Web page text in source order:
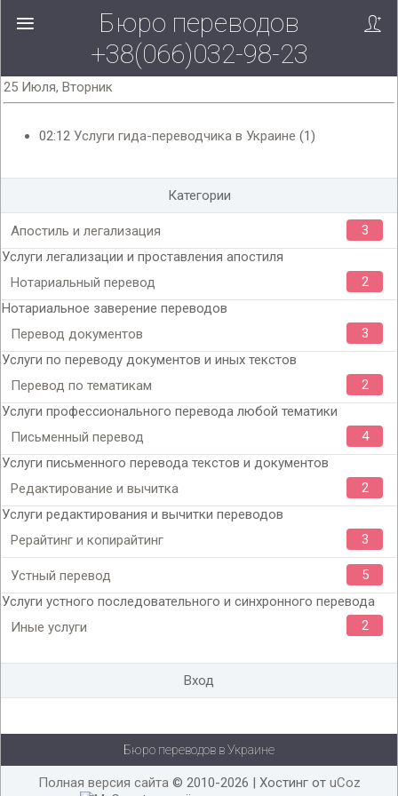
Бюро переводов
+38(066)032-98-23
25 Июля, Вторник
02:12 Услуги гида-переводчика в Украине (1)
Категории
Апостиль и легализация
3
Услуги легализации и проставления апостиля
Нотариальный перевод
2
Нотариальное заверение переводов
Перевод документов
3
Услуги по переводу документов и иных текстов
Перевод по тематикам
2
Услуги профессионального перевода любой тематики
Письменный перевод
4
Услуги письменного перевода текстов и документов
Редактирование и вычитка
2
Услуги редактирования и вычитки переводов
Рерайтинг и копирайтинг
3
Устный перевод
5
Услуги устного последовательного и синхронного перевода
Иные услуги
2
Вход
Бюро переводов в Украине
Полная версия сайта© 2010-2026 | Хостинг от uCoz